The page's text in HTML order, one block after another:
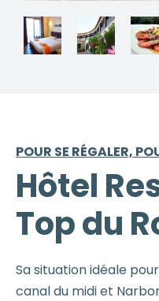
POUR SE RÉGALER,
Hôtel
Top du
Sa situation idéale
canal du midi et